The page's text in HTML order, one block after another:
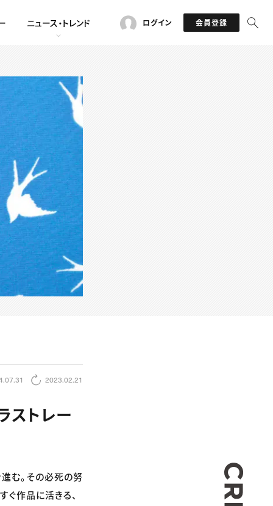
ニュース・トレンド ログイン 会員登録
2023.02.21
トレー
む。その必死の努
ぐ作品に活きる、